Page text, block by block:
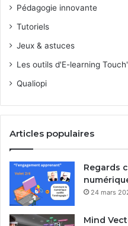
Pédagogie innovante
Tutoriels
Jeux & astuces
Les outils d'E-learning Touch'
Qualiopi
Articles populaires
Regards
24 mars
Mind